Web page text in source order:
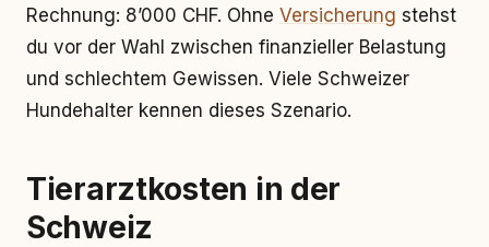
Rechnung: 8’000 CHF. Ohne Versicherung stehst
du vor der Wahl zwischen finanzieller Belastung
und schlechtem Gewissen. Viele Schweizer
Hundehalter kennen dieses Szenario.
Tierarztkosten in der
Schweiz